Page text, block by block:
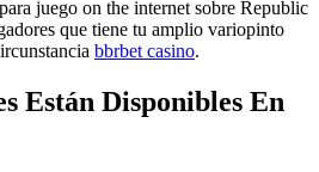
juego on the internet sobre Republic
que tiene tu amplio variopinto
bbrbet casino.
Están Disponibles En